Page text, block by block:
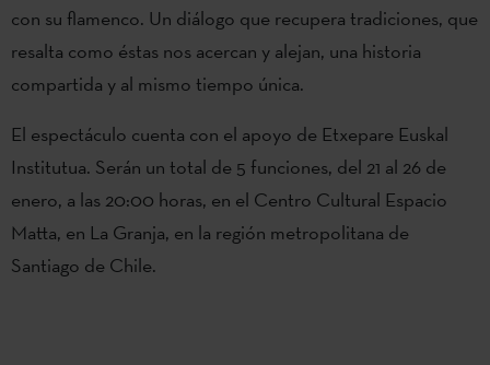
con su flamenco. Un diálogo que recupera tradiciones, que
resalta como éstas nos acercan y alejan, una historia
compartida y al mismo tiempo única.
El espectáculo cuenta con el apoyo de Etxepare Euskal
Institutua. Serán un total de 5 funciones, del 21 al 26 de
enero, a las 20:00 horas, en el Centro Cultural Espacio
Matta, en La Granja, en la región metropolitana de
Santiago de Chile.